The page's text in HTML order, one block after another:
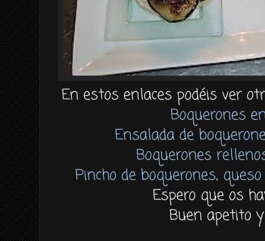
En estos enlaces podéis ver
Boquerones
Ensalada de
Boquerones
Pincho de boquerones,
Espero que os
Buen apetito